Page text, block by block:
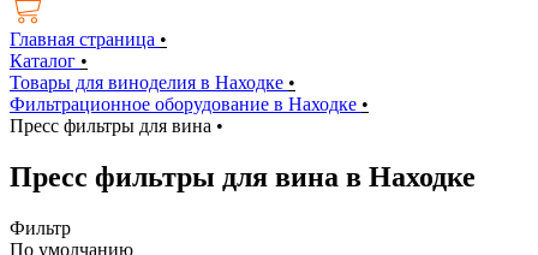
Главная страница •
Каталог •
Товары для виноделия в Находке •
Фильтрационное оборудование в Находке •
Пресс фильтры для вина •
Пресс фильтры для вина в Находке
Фильтр
По умолчанию